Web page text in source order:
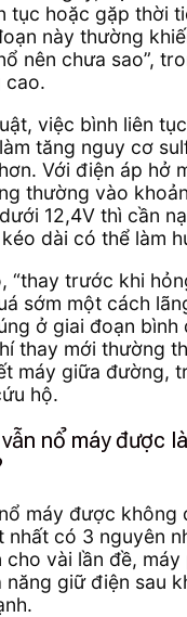
tục hoặc gặp thời
này thường
nên chưa sao”,
cao.
việc bình liên
tăng nguy cơ
Với điện áp hở
thường vào
12,4V thì cần
dài có thể làm
“thay trước khi
sớm một cách
ở giai đoạn bình
thay mới thường
máy giữa đường,
hộ.
nổ máy được
máy được không
nhất có 3 nguyên
cho vài lần đề,
năng giữ điện sau